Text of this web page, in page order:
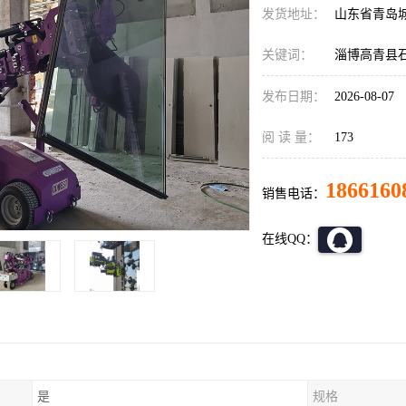
发货地址： 山东省青岛
关键词： 淄博高青县
发布日期： 2026-08-07
阅 读 量： 173
销售电话：
在线QQ：
是 规格